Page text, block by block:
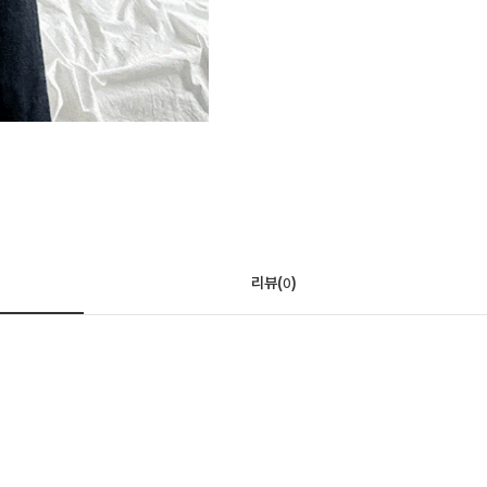
리뷰(0)